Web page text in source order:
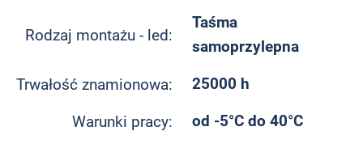
Rodzaj montażu - led:
Taśma
samoprzylepna
Trwałość znamionowa: 25000 h
Warunki pracy: od -5°C do 40°C